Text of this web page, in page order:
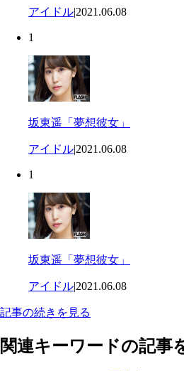
アイドル|2021.06.08
1
坂東遥「夢想彼女」
アイドル|2021.06.08
1
坂東遥「夢想彼女」
アイドル|2021.06.08
記事の続きを見る
関連キーワードの記事